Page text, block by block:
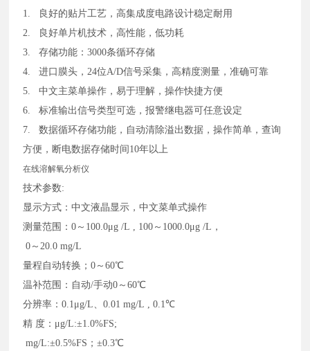
1. 良好的贴片工艺，高集成度电路设计稳定耐用
2. 良好单片机技术，高性能，低功耗
3. 存储功能：3000条循环存储
4. 进口膜头，24位A/D信号采集，高精度测量，准确可靠
5. 中文主菜单操作，易于理解，操作快捷方便
6. 标准输出信号类型可选，报警继电器可任意设定
7. 数据循环存储功能，自动清除溢出数据，操作简单，查询
方便，断电数据存储时间10年以上
在线溶解氧分析仪
技术参数:
显示方式：中文液晶显示，中文菜单式操作
测量范围：0～100.0μg /L , 100～1000.0μg /L，
0～20.0 mg/L
量程自动转换；0～60℃
温补范围：自动/手动0～60℃
分辨率：0.1μg/L、0.01 mg/L , 0.1℃
精 度：μg/L:±1.0%FS;
mg/L:±0.5%FS；±0.3℃